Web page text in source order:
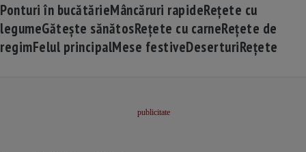
Ponturi în bucătărieMâncăruri rapideRețete cu
legumeGătește sănătosRețete cu carneRețete de
regimFelul principalMese festiveDeserturiRețete